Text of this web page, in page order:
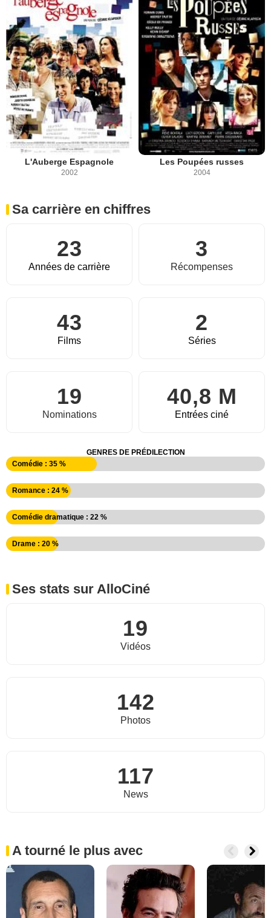
L'Auberge Espagnole
2002
Les Poupées russes
2004
Sa carrière en chiffres
23
Années de carrière
3
Récompenses
43
Films
2
Séries
19
Nominations
40,8 M
Entrées ciné
GENRES DE PRÉDILECTION
Comédie : 35 %
Romance : 24 %
Comédie dramatique : 22 %
Drame : 20 %
Ses stats sur AlloCiné
19
Vidéos
142
Photos
117
News
A tourné le plus avec